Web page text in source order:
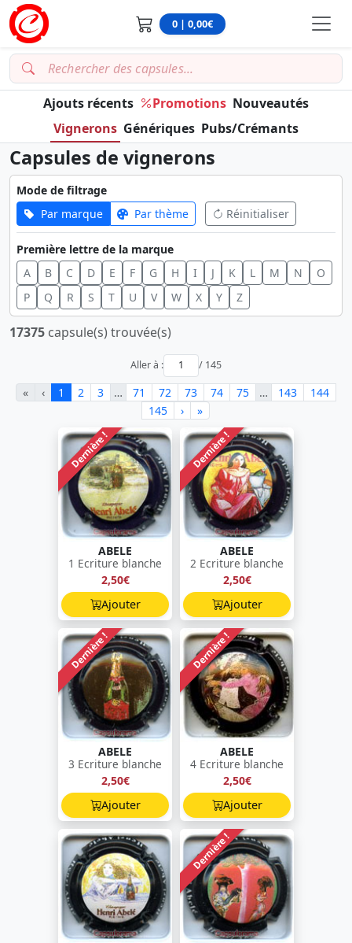
0 | 0,00€
Ajouts récents Promotions Nouveautés
Vignerons Génériques Pubs/Crémants
Capsules de vignerons
Mode de filtrage
Par marque
Par thème Réinitialiser
Première lettre de la marque
A
B C D E F G H I J K L M N
O
P
Q R S T U V W X Y Z
17375 capsule(s) trouvée(s)
Aller à : / 145
« ‹ 1 2 3 … 71 72 73 74 75 … 143
144
145
› »
Dernière !
ABELE
1 Ecriture blanche
2,50€
Ajouter
Dernière !
ABELE
2 Ecriture blanche
2,50€
Ajouter
Dernière !
ABELE
3 Ecriture blanche
2,50€
Ajouter
Dernière !
ABELE
4 Ecriture blanche
2,50€
Ajouter
Dernière !